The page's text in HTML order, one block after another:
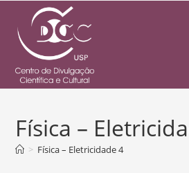
Física –
> Física – Eletricidade 4